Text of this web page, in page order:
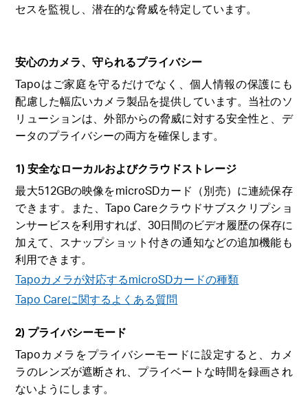
セスを監視し、潜在的な脅威を特定しています。
安心のカメラ、守られるプライバシー
Tapoはご家庭を守るだけでなく、個人情報の保護にも
配慮した幅広いカメラ製品を提供しています。当社のソ
リューションは、外部からの脅威に対する安全性と、デ
ータのプライバシーの両方を確保します。
1) 安全なローカルおよびクラウドストレージ
最大512GBの映像をmicroSDカード（別売）に連続保存
できます。また、Tapo Careクラウドサブスクリプショ
ンサービスを利用すれば、30日間のビデオ履歴の保存に
加えて、スナップショット付きの通知などの追加機能も
利用できます。
Tapoカメラが対応するmicroSDカードの種類
Tapo Careに関するよくある質問
2) プライバシーモード
Tapoカメラをプライバシーモードに設定すると、カメ
ラのレンズが遮断され、プライベートな時間を録画され
ないようにします。